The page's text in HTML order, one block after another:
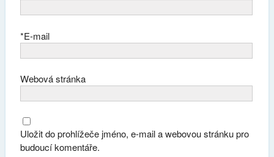
E-mail
*
Webová stránka
Uložit do prohlížeče jméno, e-mail a webovou stránku pro
budoucí komentáře.